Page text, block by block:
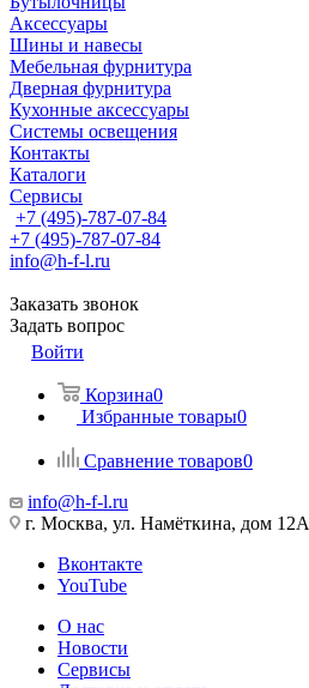
Аксессуары
Шины и навесы
Мебельная фурнитура
Дверная фурнитура
Кухонные аксессуары
Системы освещения
Контакты
Каталоги
Сервисы
+7 (495)-787-07-84
+7 (495)-787-07-84
info@h-f-l.ru
Заказать звонок
Задать вопрос
Войти
Корзина0
Избранные товары0
Сравнение товаров0
info@h-f-l.ru
г. Москва, ул. Намёткина, дом 12А
Вконтакте
YouTube
О нас
Новости
Сервисы